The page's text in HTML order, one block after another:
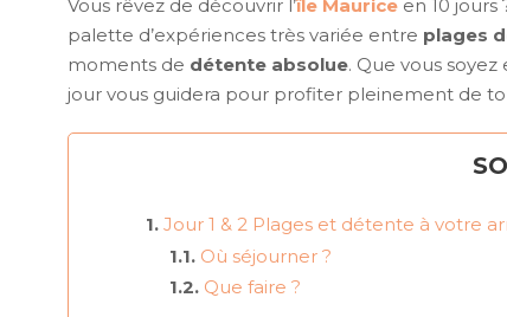
Vous rêvez de découvrir l’île Maurice en 10 jours
palette d’expériences très variée entre plages
moments de détente absolue. Que vous
jour vous guidera pour profiter pleinement de
Jour 1 & 2 Plages et détente à votre
Où séjourner ?
Que faire ?